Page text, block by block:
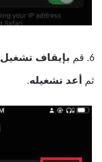
6. قم بإيقاف تشغيل Wi-Fi
ثم أعد تشغيله.